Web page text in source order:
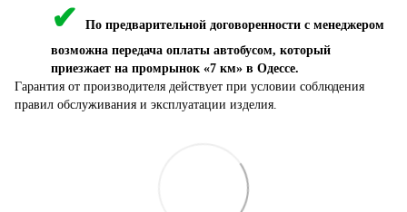
✔
По предварительной договоренности с менеджером
возможна передача оплаты автобусом, который
приезжает на промрынок «7 км» в Одессе.
Гарантия от производителя действует при условии соблюдения
правил обслуживания и эксплуатации изделия.